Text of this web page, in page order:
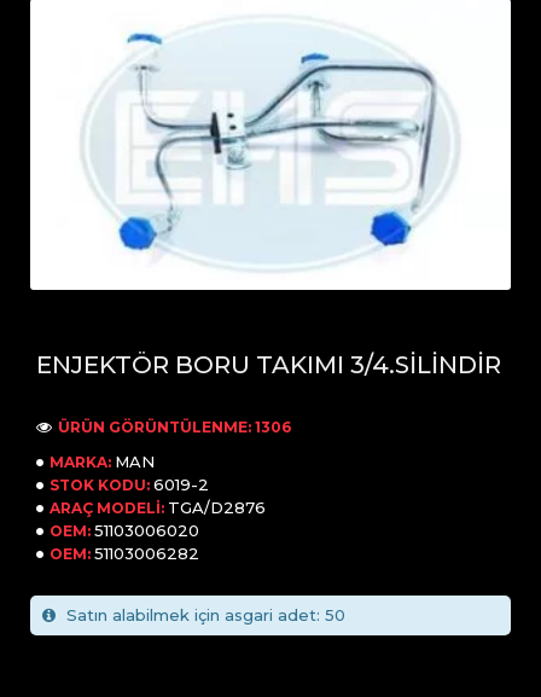
ENJEKTÖR BORU TAKIMI 3/4.SİLİNDİR
MARKA: MAN
STOK KODU: 6019-2
ARAÇ MODELI: TGA/D2876
OEM: 51103006020
OEM: 51103006282
ÜRÜN GÖRÜNTÜLENME: 1306
Satın alabilmek için asgari adet: 50